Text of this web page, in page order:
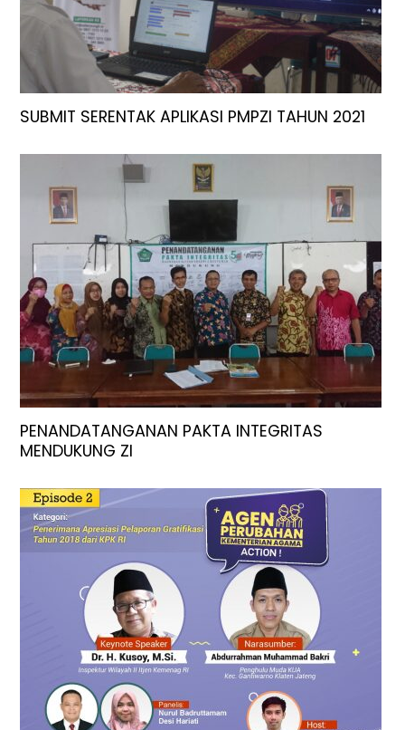
SUBMIT SERENTAK APLIKASI PMPZI TAHUN 2021
PENANDATANGANAN PAKTA INTEGRITAS
MENDUKUNG ZI